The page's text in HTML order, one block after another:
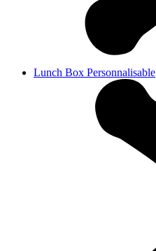
Lunch Box Personnalisable